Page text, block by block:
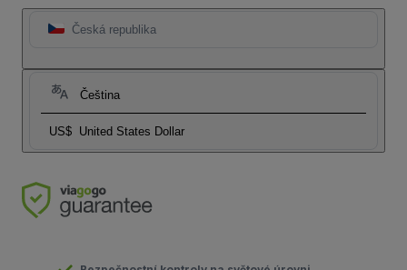
Česká republika
Čeština
US$ United States Dollar